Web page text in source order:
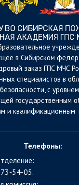
ВО СИБИРСКАЯ
АКАДЕМИЯ ГПС
в Сибирском
заказ ГПС МЧС
специалистов в
с
государственным
и квалификационным
Телефоны:
54-05.